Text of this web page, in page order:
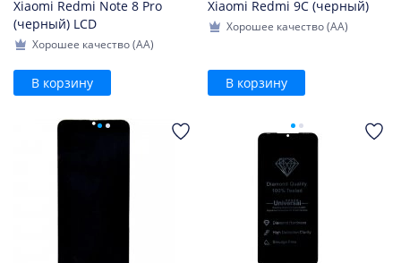
Xiaomi Redmi Note 8 Pro
(черный) LCD
Хорошее качество (AA)
В корзину
Xiaomi Redmi 9C (черный)
Хорошее качество (AA)
В корзину